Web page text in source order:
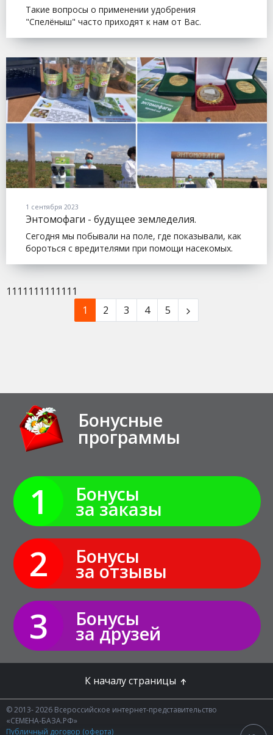
Такие вопросы о применении удобрения
"Спелёныш" часто приходят к нам от Вас.
1 сентября 2023
Энтомофаги - будущее земледелия.
Сегодня мы побывали на поле, где показывали, как
бороться с вредителями при помощи насекомых.
1111111111111
1
2 3 4 5
Бонусные
программы
1 Бонусы
за заказы
2 Бонусы
за отзывы
3 Бонусы
за друзей
К началу страницы
© 2013- 2026 Всероссийское интернет-представительство
«СЕМЕНА-БАЗА.РФ»
Публичный договор (оферта)